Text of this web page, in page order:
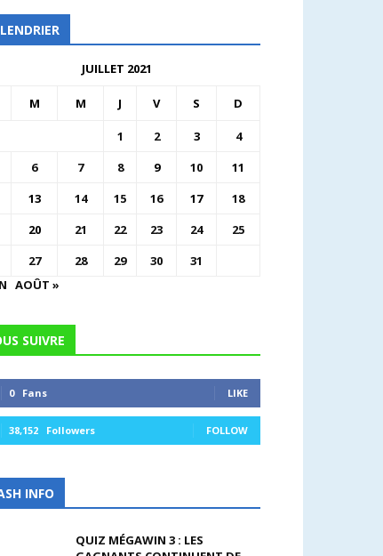
JUILLET 2021
M M J V S D
1 2 3
4
6 7 8 9 10
11
13 14 15 16 17
18
20 21 22 23 24
25
27 28 29 30
31
AOÛT »
SUIVRE
0 Fans LIKE
38,152 Followers FOLLOW
INFO
QUIZ MÉGAWIN 3 : LES